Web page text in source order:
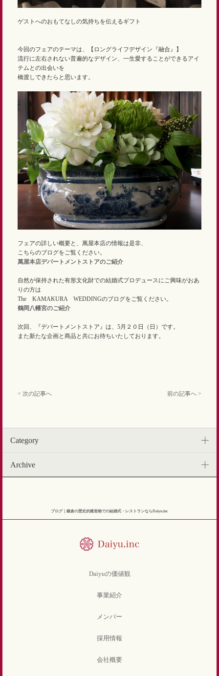
ゲストへのおもてなしの気持ちを伝えるギフト
今回のフェアのテーマは、【ロングライフデザイン『融合』】
流行に左右されない普遍的なデザイン、一生愛することができるアイ
テムとの出会いを
橋渡しできたらと思います。
フェアの詳しい概要と、萬屋本店の情報は是非、
こちらのブログをご覧ください。
萬屋本店デパートメントストアのご紹介
自然が保持された有形文化財での結婚式プロデュースにご興味がおあ
りの方は
The KAMAKURA WEDDINGのブログをご覧ください。
鶴岡八幡宮のご紹介
次回、『デパートメントストア』は、5月２０日（日）です。
また新たな企画と商品と共にお待ちいたしております。
< 次の記事へ 前の記事へ >
Category
Archive
ブログ｜鎌倉の歴史的建造物での結婚式・レストランならDaiyu.inc
Daiyuの価値観
事業紹介
メンバー
採用情報
会社概要